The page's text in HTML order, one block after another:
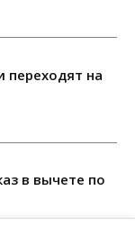
переходят на
в вычете по